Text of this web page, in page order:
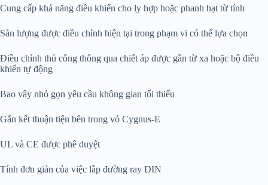
Cung cấp khả năng điều khiển cho ly hợp hoặc phanh hạt từ tính
Sản lượng được điều chỉnh hiện tại trong phạm vi có thể lựa chọn
Điều chỉnh thủ công thông qua chiết áp được gắn từ xa hoặc bộ điều
khiển tự động
Bao vây nhỏ gọn yêu cầu không gian tối thiểu
Gắn kết thuận tiện bên trong vỏ Cygnus-E
UL và CE được phê duyệt
Tính đơn giản của việc lắp đường ray DIN